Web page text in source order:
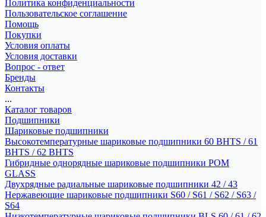
Политика конфиденциальности
Пользовательское соглашение
Помощь
Покупки
Условия оплаты
Условия доставки
Вопрос - ответ
Бренды
Контакты
...
Каталог товаров
Подшипники
Шариковые подшипники
Высокотемпературные шариковые подшипники 60 BHTS / 61
BHTS / 62 BHTS
Гибридные однорядные шариковые подшипники POM
GLASS
Двухрядные радиальные шариковые подшипники 42 / 43
Нержавеющие шариковые подшипники S60 / S61 / S62 / S63 /
S64